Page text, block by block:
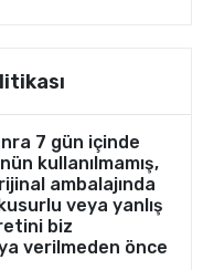
7 gün içinde
kullanılmamış,
ambalajında
veya yanlış
biz
verilmeden önce